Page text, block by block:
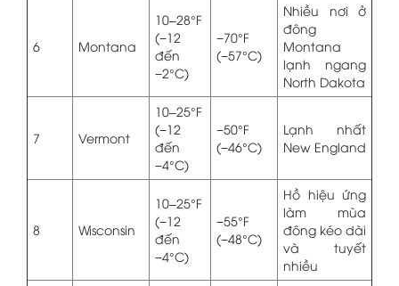
6 Montana
10–28°F
(−12
đến
−2°C)
−70°F
(−57°C)
Nhiều nơi ở
đông
Montana
lạnh ngang
North Dakota
7 Vermont
10–25°F
(−12
đến
−4°C)
−50°F
(−46°C)
Lạnh nhất
New England
8 Wisconsin
10–25°F
(−12
đến
−4°C)
−55°F
(−48°C)
Hồ hiệu ứng
làm mùa
đông kéo dài
và tuyết
nhiều